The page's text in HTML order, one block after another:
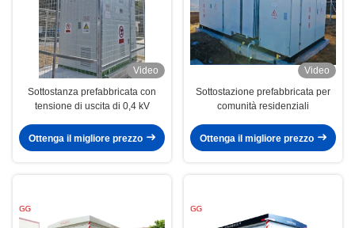
Video
Sottostanza prefabbricata con
tensione di uscita di 0,4 kV
Ottenga il migliore prezzo
Video
Sottostazione prefabbricata per
comunità residenziali
Ottenga il migliore prezzo